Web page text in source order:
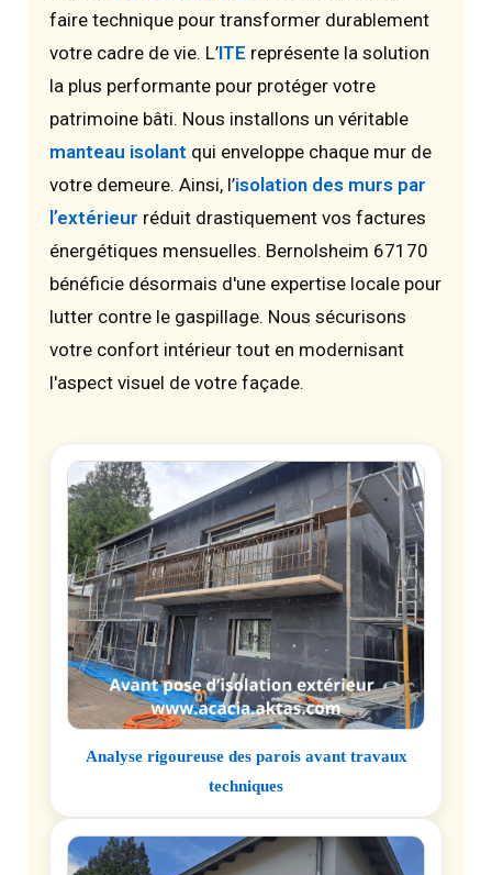
faire technique pour transformer durablement
votre cadre de vie. L’ITE représente la solution
la plus performante pour protéger votre
patrimoine bâti. Nous installons un véritable
manteau isolant qui enveloppe chaque mur de
votre demeure. Ainsi, l’isolation des murs par
l’extérieur réduit drastiquement vos factures
énergétiques mensuelles. Bernolsheim 67170
bénéficie désormais d'une expertise locale pour
lutter contre le gaspillage. Nous sécurisons
votre confort intérieur tout en modernisant
l'aspect visuel de votre façade.
Analyse rigoureuse des parois avant travaux
techniques